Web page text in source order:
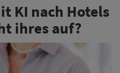
KI nach Hotels
ihres auf?